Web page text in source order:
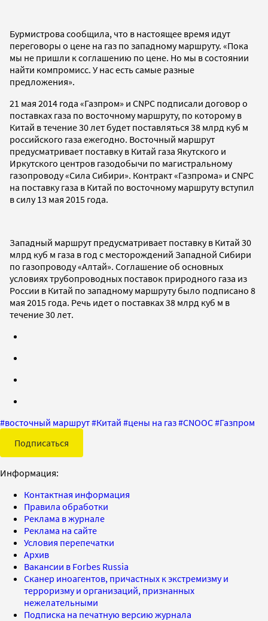
Бурмистрова сообщила, что в настоящее время идут
переговоры о цене на газ по западному маршруту. «Пока
мы не пришли к соглашению по цене. Но мы в состоянии
найти компромисс. У нас есть самые разные
предложения».
21 мая 2014 года «Газпром» и CNPC подписали договор о
поставках газа по восточному маршруту, по которому в
Китай в течение 30 лет будет поставляться 38 млрд куб м
российского газа ежегодно. Восточный маршрут
предусматривает поставку в Китай газа Якутского и
Иркутского центров газодобычи по магистральному
газопроводу «Сила Сибири». Контракт «Газпрома» и CNPC
на поставку газа в Китай по восточному маршруту вступил
в силу 13 мая 2015 года.
Западный маршрут предусматривает поставку в Китай 30
млрд куб м газа в год с месторождений Западной Сибири
по газопроводу «Алтай». Соглашение об основных
условиях трубопроводных поставок природного газа из
России в Китай по западному маршруту было подписано 8
мая 2015 года. Речь идет о поставках 38 млрд куб м в
течение 30 лет.
#восточный маршрут#Китай #цены на газ#CNOOC#Газпром
Подписаться
Информация:
Контактная информация
Правила обработки
Реклама в журнале
Реклама на сайте
Условия перепечатки
Архив
Вакансии в Forbes Russia
Сканер иноагентов, причастных к экстремизму и
терроризму и организаций, признанных
нежелательными
Подписка на печатную версию журнала